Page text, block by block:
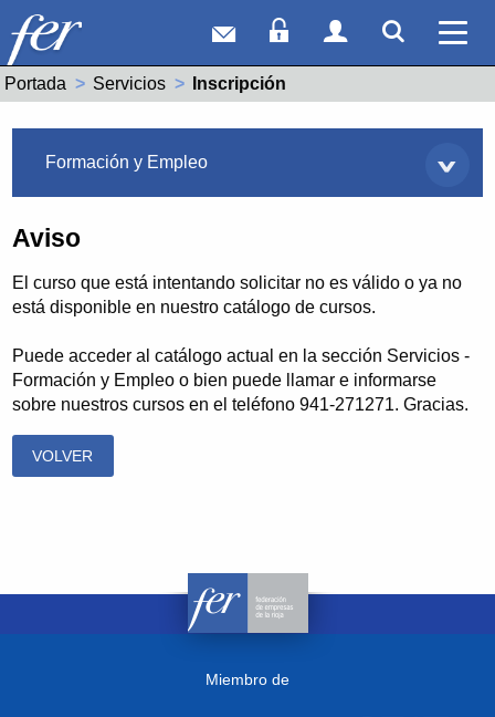
Correo webAcceso Socios
Acceso
Portada Servicios Actual:
Inscripción
Formación y Empleo
Aviso
El curso que está intentando solicitar no es válido o ya no
está disponible en nuestro catálogo de cursos.
Puede acceder al catálogo actual en la sección Servicios -
Formación y Empleo o bien puede llamar e informarse
sobre nuestros cursos en el teléfono 941-271271. Gracias.
VOLVER
Miembro de